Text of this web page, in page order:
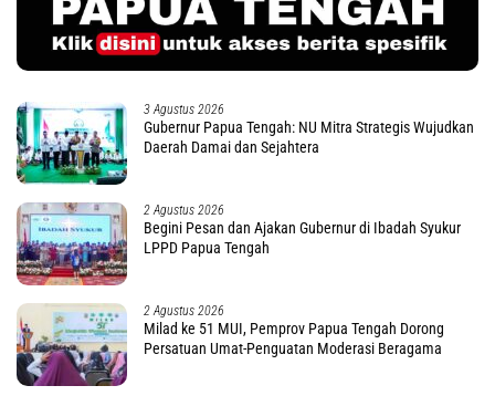
3 Agustus 2026
Gubernur Papua Tengah: NU Mitra Strategis Wujudkan
Daerah Damai dan Sejahtera
2 Agustus 2026
Begini Pesan dan Ajakan Gubernur di Ibadah Syukur
LPPD Papua Tengah
2 Agustus 2026
Milad ke 51 MUI, Pemprov Papua Tengah Dorong
Persatuan Umat-Penguatan Moderasi Beragama